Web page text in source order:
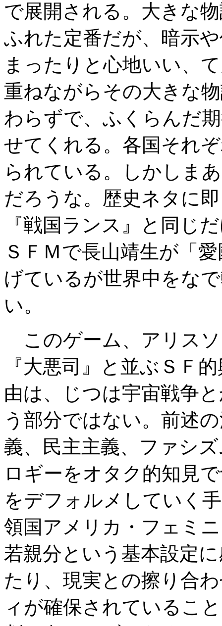
で展開される。大きな
ふれた定番だが、暗示
まったりと心地いい、
重ねながらその大きな
わらずで、ふくらんだ
せてくれる。各国それ
られている。しかしま
だろうな。歴史ネタに
『戦国ランス』と同じ
ＳＦＭで長山靖生が「
げているが世界中をな
い。
このゲーム、アリス
『大悪司』と並ぶＳＦ
由は、じつは宇宙戦争
う部分ではない。前述
義、民主主義、ファシ
ロギーをオタク的知見
をデフォルメしていく
領国アメリカ・フェミ
若親分という基本設定
たり、現実との擦り合
ィが確保されているこ